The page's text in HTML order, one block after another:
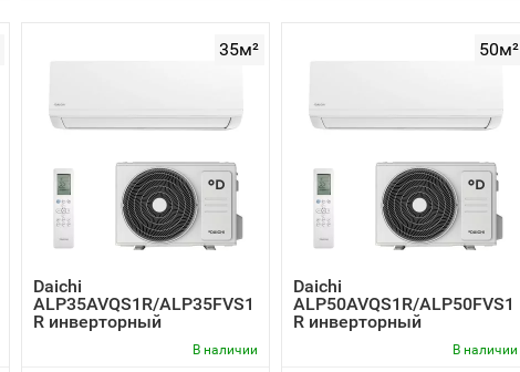
35м²
Daichi
ALP35AVQS1R/ALP35FVS1
R инверторный
В наличии
50м²
Daichi
ALP50AVQS1R/ALP50FVS1
R инверторный
В наличии